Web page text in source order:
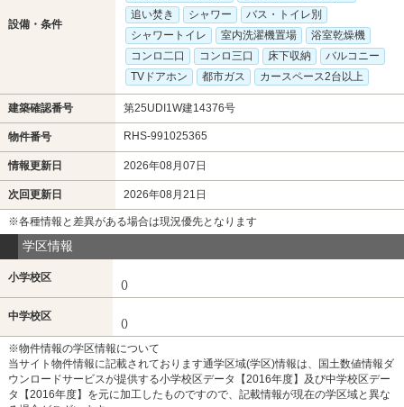
設備・条件
追い焚き
シャワー
バス・トイレ別
シャワートイレ
室内洗濯機置場
浴室乾燥機
コンロ二口
コンロ三口 床下収納
バルコニー
TVドアホン
都市ガス カースペース2台以上
建築確認番号 第25UDI1W建14376号
物件番号 RHS-991025365
情報更新日 2026年08月07日
次回更新日 2026年08月21日
※各種情報と差異がある場合は現況優先となります
学区情報
小学校区
()
中学校区
()
※物件情報の学区情報について
当サイト物件情報に記載されております通学区域(学区)情報は、国土数値情報ダ
ウンロードサービスが提供する小学校区データ【2016年度】及び中学校区デー
タ【2016年度】を元に加工したものですので、記載情報が現在の学区域と異な